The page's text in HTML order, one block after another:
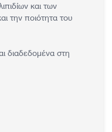
και των
την ποιότητα του
διαδεδομένα στη